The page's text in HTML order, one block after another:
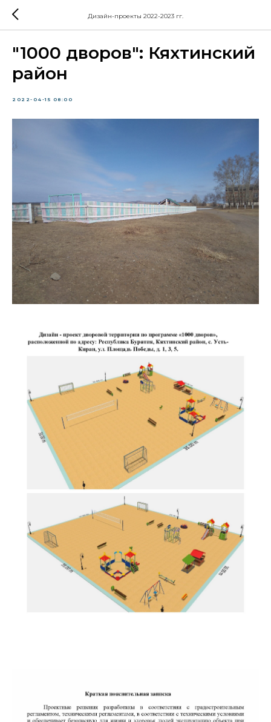
Дизайн-проекты 2022-2023 гг.
"1000 дворов": Кяхтинский
район
2022-04-15 08:00